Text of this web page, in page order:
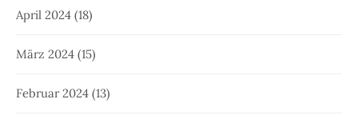
April 2024 (18)
März 2024 (15)
Februar 2024 (13)